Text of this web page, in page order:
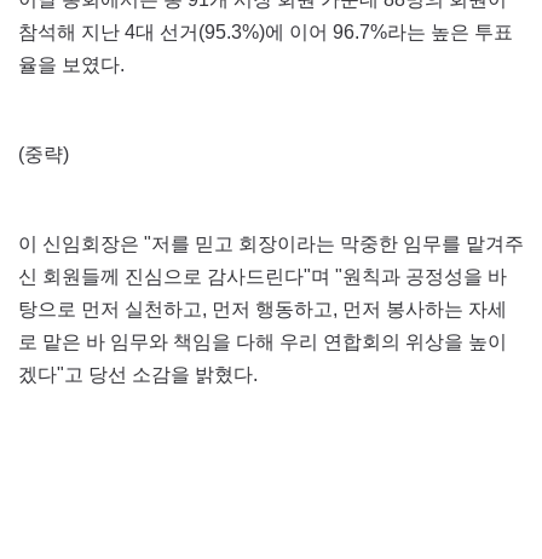
참석해 지난 4대 선거(95.3%)에 이어 96.7%라는 높은 투표
율을 보였다.
(중략)
이 신임회장은 "저를 믿고 회장이라는 막중한 임무를 맡겨주
신 회원들께 진심으로 감사드린다"며 "원칙과 공정성을 바
탕으로 먼저 실천하고, 먼저 행동하고, 먼저 봉사하는 자세
로 맡은 바 임무와 책임을 다해 우리 연합회의 위상을 높이
겠다"고 당선 소감을 밝혔다.